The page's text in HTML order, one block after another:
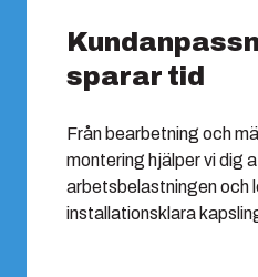
sparar tid
Från bearbetning och
montering hjälper vi dig
arbetsbelastningen och
installationsklara